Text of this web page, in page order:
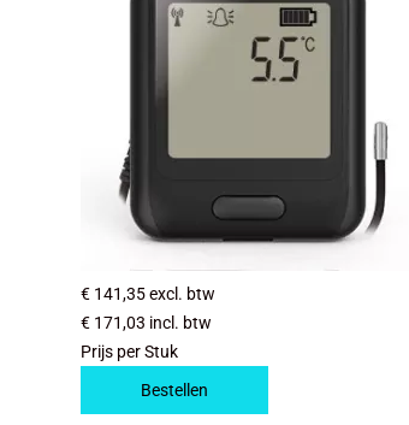
€ 141,35excl. btw
€ 171,03 incl. btw
Prijs per Stuk
Bestellen